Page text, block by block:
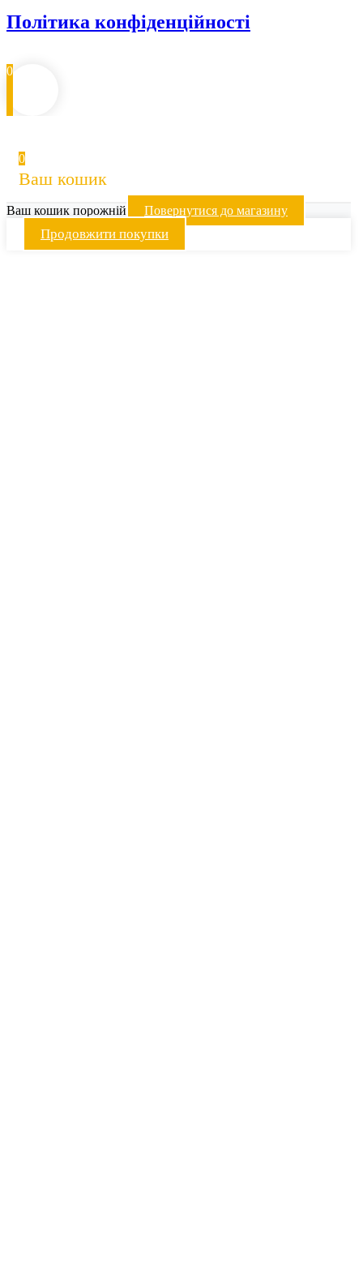
Політика конфіденційності
0
0
Ваш кошик
Ваш кошик порожній Повернутися до магазину
Продовжити покупки